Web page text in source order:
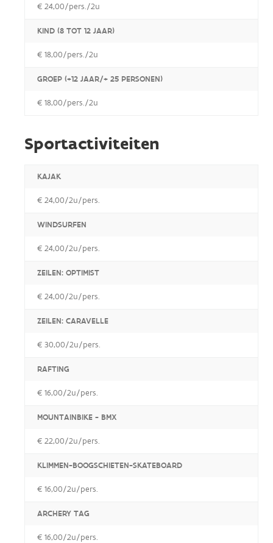
€ 24,00/pers./2u
KIND (8 TOT 12 JAAR)
€ 18,00/pers./2u
GROEP (+12 JAAR/+ 25 PERSONEN)
€ 18,00/pers./2u
Sportactiviteiten
KAJAK
€ 24,00/2u/pers.
WINDSURFEN
€ 24,00/2u/pers.
ZEILEN: OPTIMIST
€ 24,00/2u/pers.
ZEILEN: CARAVELLE
€ 30,00/2u/pers.
RAFTING
€ 16,00/2u/pers.
MOUNTAINBIKE - BMX
€ 22,00/2u/pers.
KLIMMEN-BOOGSCHIETEN-SKATEBOARD
€ 16,00/2u/pers.
ARCHERY TAG
€ 16,00/2u/pers.